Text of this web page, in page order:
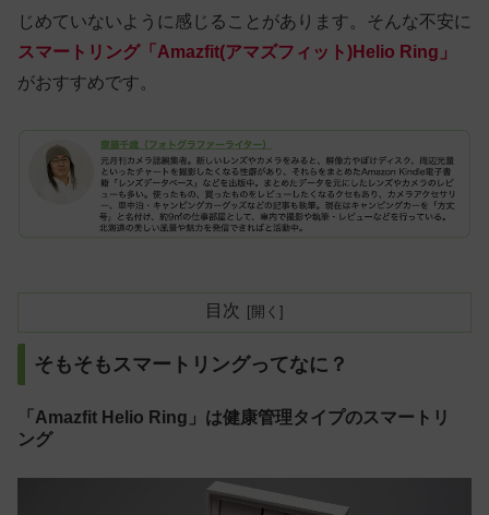
じめていないように感じることがあります。そんな不安に
スマートリング「Amazfit(アマズフィット)Helio Ring」
がおすすめです。
目次
そもそもスマートリングってなに？
「Amazfit Helio Ring」は健康管理タイプのスマートリ
ング